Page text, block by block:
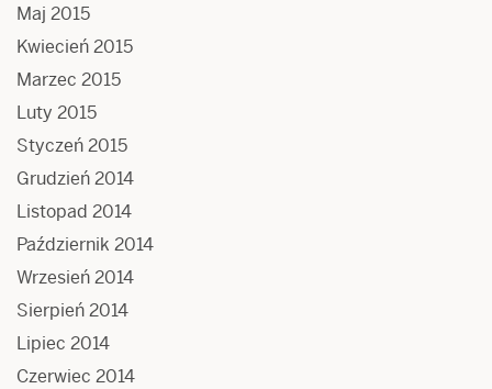
Maj 2015
Kwiecień 2015
Marzec 2015
Luty 2015
Styczeń 2015
Grudzień 2014
Listopad 2014
Październik 2014
Wrzesień 2014
Sierpień 2014
Lipiec 2014
Czerwiec 2014